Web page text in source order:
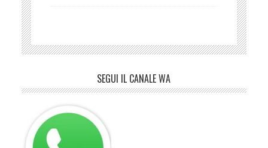
SEGUI IL CANALE WA